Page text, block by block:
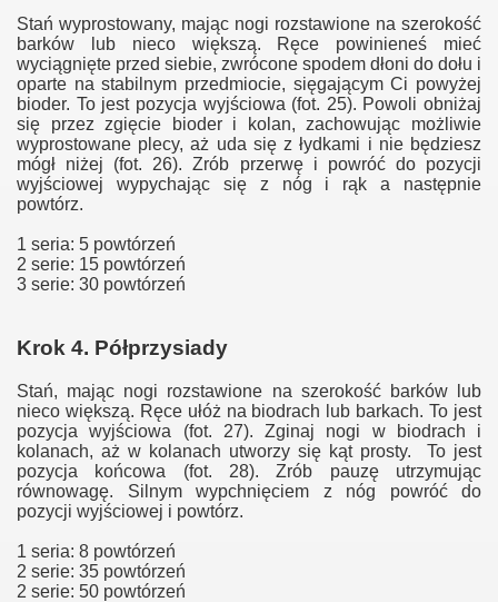
Stań wyprostowany, mając nogi rozstawione na szerokość
barków lub nieco większą. Ręce powinieneś mieć
wyciągnięte przed siebie, zwrócone spodem dłoni do dołu i
oparte na stabilnym przedmiocie, sięgającym Ci powyżej
bioder. To jest pozycja wyjściowa (fot. 25). Powoli obniżaj
się przez zgięcie bioder i kolan, zachowując możliwie
wyprostowane plecy, aż uda się z łydkami i nie będziesz
mógł niżej (fot. 26). Zrób przerwę i powróć do pozycji
wyjściowej wypychając się z nóg i rąk a następnie
powtórz.
1 seria: 5 powtórzeń
2 serie: 15 powtórzeń
3 serie: 30 powtórzeń
Krok 4. Półprzysiady
Stań, mając nogi rozstawione na szerokość barków lub
nieco większą. Ręce ułóż na biodrach lub barkach. To jest
pozycja wyjściowa (fot. 27). Zginaj nogi w biodrach i
kolanach, aż w kolanach utworzy się kąt prosty. To jest
pozycja końcowa (fot. 28). Zrób pauzę utrzymując
równowagę. Silnym wypchnięciem z nóg powróć do
pozycji wyjściowej i powtórz.
1 seria: 8 powtórzeń
2 serie: 35 powtórzeń
2 serie: 50 powtórzeń